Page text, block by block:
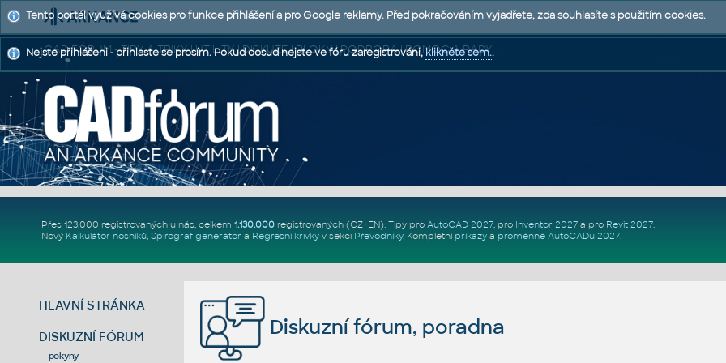
CAD FÓRUM - TIPY A TRIKY | UTILITY | DISKUZE | BLOKY | PODPORA | POMOC A RADY
Přes 123.000 registrovaných u nás, celkem 1.130.000registrovaných (CZ+EN). Tipy pro AutoCAD 2027, pro Inventor 2027a pro Revit 2027.
Nový Kalkulátor nosníků, Spirograf generátor a Regresní křivkyv sekci Převodníky. Kompletní příkazya proměnné AutoCADu 2027.
HLAVNÍ STRÁNKA
DISKUZNÍ FÓRUM
pokyny
Diskuzní fórum, poradna
Tento portál využívá cookies pro funkce přihlášení a pro Google reklamy. Před pokračováním vyjadřete, zda souhlasíte s použitím cookies.
Nejste přihlášeni - přihlaste se prosím. Pokud dosud nejste ve fóru zaregistrováni,klikněte sem..